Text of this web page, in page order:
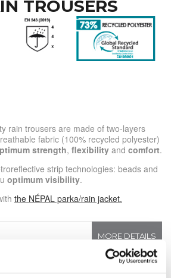
TROUSERS
rain trousers are made of two-layers
fabric (100% recycled polyester)
strength, flexibility and comfort.
strip technologies: beads and
optimum visibility.
the NÉPAL parka/rain jacket.
MORE DETAILS